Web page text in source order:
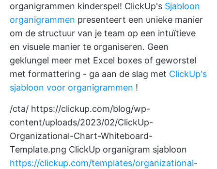
organigrammen kinderspel! ClickUp's Sjabloon
organigrammen presenteert een unieke manier
om de structuur van je team op een intuïtieve
en visuele manier te organiseren. Geen
geklungel meer met Excel boxes of geworstel
met formattering - ga aan de slag met ClickUp's
sjabloon voor organigrammen !
/cta/ https://clickup.com/blog/wp-
content/uploads/2023/02/ClickUp-
Organizational-Chart-Whiteboard-
Template.png ClickUp organigram sjabloon
https://clickup.com/templates/organizational-